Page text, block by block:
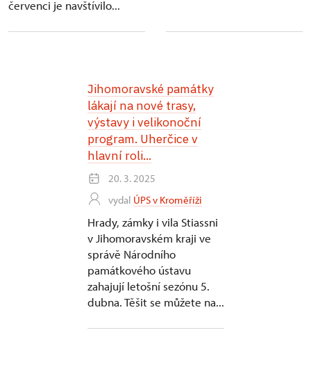
červenci je navštívilo...
Jihomoravské památky
lákají na nové trasy,
výstavy i velikonoční
program. Uherčice v
hlavní roli...
20. 3. 2025
vydal ÚPS v Kroměříži
Hrady, zámky i vila Stiassni
v Jihomoravském kraji ve
správě Národního
památkového ústavu
zahajují letošní sezónu 5.
dubna. Těšit se můžete na...